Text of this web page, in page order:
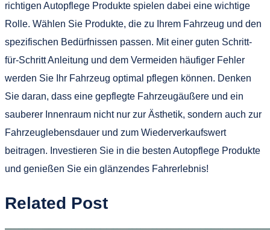
richtigen Autopflege Produkte spielen dabei eine wichtige
Rolle. Wählen Sie Produkte, die zu Ihrem Fahrzeug und den
spezifischen Bedürfnissen passen. Mit einer guten Schritt-
für-Schritt Anleitung und dem Vermeiden häufiger Fehler
werden Sie Ihr Fahrzeug optimal pflegen können. Denken
Sie daran, dass eine gepflegte Fahrzeugäußere und ein
sauberer Innenraum nicht nur zur Ästhetik, sondern auch zur
Fahrzeuglebensdauer und zum Wiederverkaufswert
beitragen. Investieren Sie in die besten Autopflege Produkte
und genießen Sie ein glänzendes Fahrerlebnis!
Related Post